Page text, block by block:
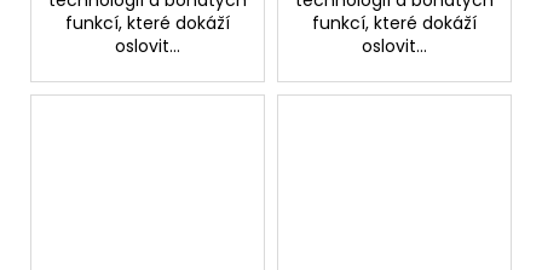
funkcí, které dokáží
oslovit...
funkcí, které dokáží
oslovit...